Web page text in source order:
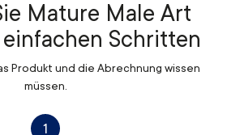
Mature Male Art
Schritten
Produkt und die Abrechnung wissen
müssen.
1